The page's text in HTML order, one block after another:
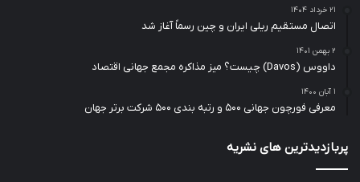
۲۱ خرداد ۱۴۰۴
اتصال مستقیم ریلی ایران و چین رسماً آغاز شد
۲ بهمن ۱۴۰۱
داووس (Davos) چیست؟ میز مذاکره مجمع جهانی اقتصاد
۱ آبان ۱۴۰۰
معرفی فورچون جهانی ۵۰۰ و رتبه بندی ۵۰۰ شرکت برتر جهان
پربازدیدترین های نشریه